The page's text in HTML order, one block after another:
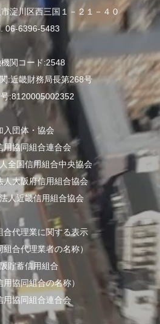
淀川区西三国１－２１－４０
06-6396-5483
関コード:2548
:近畿財務局長第268号
:8120005002352
入団体・協会
用協同組合連合会
全国信用組合中央協会
人大阪府信用組合協会
人近畿信用組合協会
合代理業に関する表示
組合代理業者の名称）
貯蓄信用組合
用協同組合の名称）
用協同組合連合会